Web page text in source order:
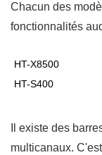
Chacun des
fonctionnalités
HT-X8500
HT-S400
Il existe des
multicanaux.